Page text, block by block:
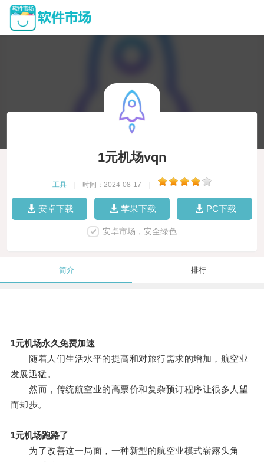
1元机场vqn
工具 时间：2024-08-17
安卓下载 苹果下载 PC下载
安卓市场，安全绿色
简介 排行
1元机场永久免费加速
随着人们生活水平的提高和对旅行需求的增加，航空业
发展迅猛。
然而，传统航空业的高票价和复杂预订程序让很多人望
而却步。
1元机场跑路了
为了改善这一局面，一种新型的航空业模式崭露头角